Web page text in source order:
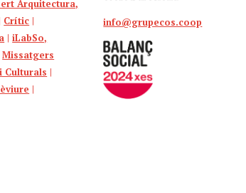
Arquitectura,
Crític |
|iLabSo,
Missatgers
Culturals |
|
info@grupecos.coop